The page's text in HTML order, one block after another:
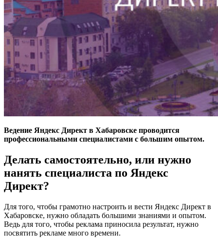
Ведение Яндекс Директ в Хабаровске проводится
профессиональными специалистами с большим опытом.
Делать самостоятельно, или нужно
нанять специалиста по Яндекс
Директ?
Для того, чтобы грамотно настроить и вести Яндекс Директ в
Хабаровске, нужно обладать большими знаниями и опытом.
Ведь для того, чтобы реклама приносила результат, нужно
посвятить рекламе много времени.